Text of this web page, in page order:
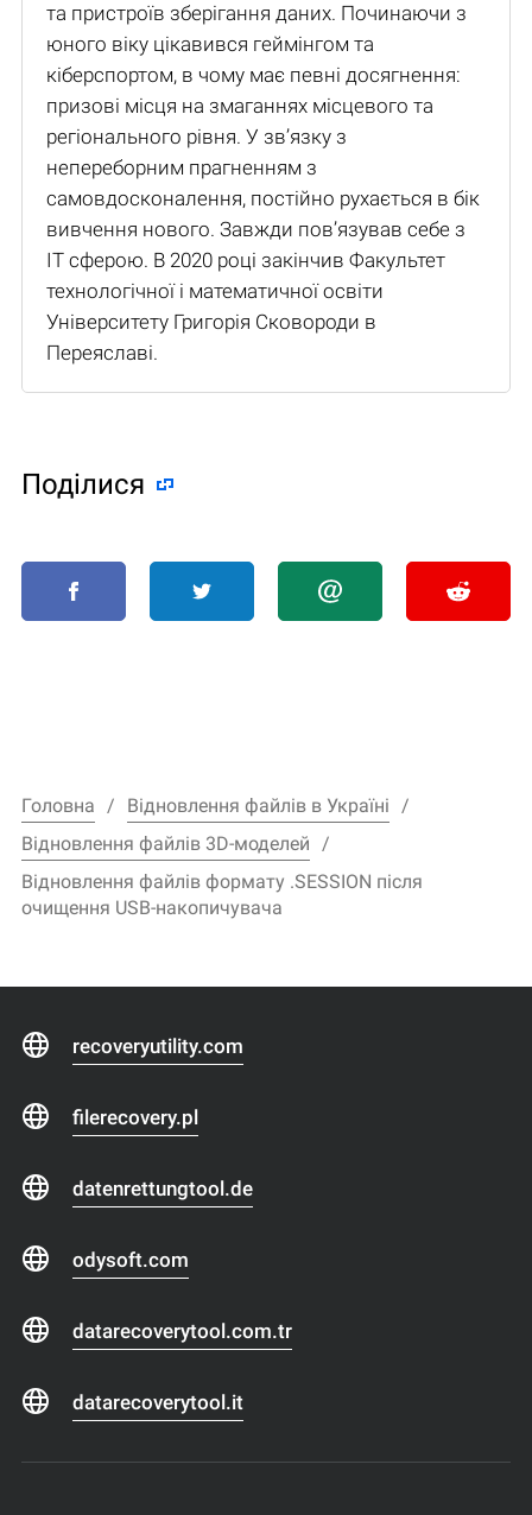
та пристроїв зберігання даних. Починаючи з
юного віку цікавився геймінгом та
кіберспортом, в чому має певні досягнення:
призові місця на змаганнях місцевого та
регіонального рівня. У зв’язку з
непереборним прагненням з
самовдосконалення, постійно рухається в бік
вивчення нового. Завжди пов’язував себе з
IT сферою. В 2020 році закінчив Факультет
технологічної і математичної освіти
Університету Григорія Сковороди в
Переяславі.
Поділися
Головна
Відновлення файлів в Україні
Відновлення файлів 3D-моделей
Відновлення файлів формату .SESSION після
очищення USB-накопичувача
recoveryutility.com
filerecovery.pl
datenrettungtool.de
odysoft.com
datarecoverytool.com.tr
datarecoverytool.it